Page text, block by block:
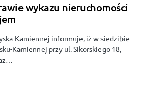
wykazu nieruchomości
Kamiennej informuje, iż w siedzibie
Kamiennej przy ul. Sikorskiego 18,